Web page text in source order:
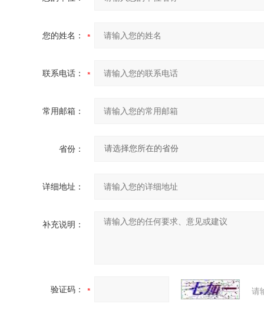
您的姓名：
联系电话：
常用邮箱：
省份：
详细地址：
补充说明：
验证码： 请